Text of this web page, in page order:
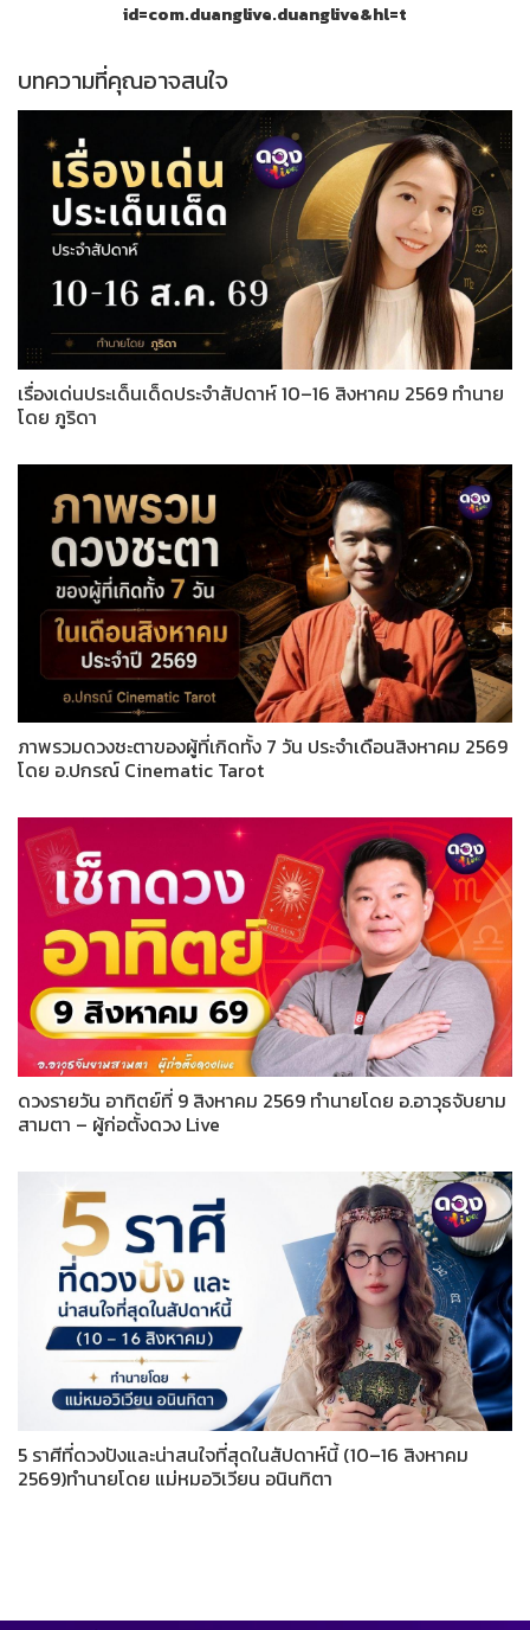
id=com.duanglive.duanglive&hl=t
บทความที่คุณอาจสนใจ
เรื่องเด่นประเด็นเด็ดประจำสัปดาห์ 10–16 สิงหาคม 2569 ทำนาย
โดย ภูริดา
ภาพรวมดวงชะตาของผู้ที่เกิดทั้ง 7 วัน ประจำเดือนสิงหาคม 2569
โดย อ.ปกรณ์ Cinematic Tarot
ดวงรายวัน อาทิตย์ที่ 9 สิงหาคม 2569 ทำนายโดย อ.อาวุธจับยาม
สามตา – ผู้ก่อตั้งดวง Live
5 ราศีที่ดวงปังและน่าสนใจที่สุดในสัปดาห์นี้ (10–16 สิงหาคม
2569)ทำนายโดย แม่หมอวิเวียน อนินทิตา